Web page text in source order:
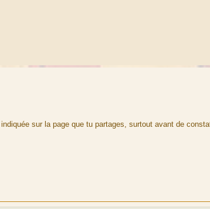
sur la page que tu partages, surtout avant de